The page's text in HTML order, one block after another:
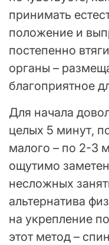
принимать
положение и
постепенно
органы –
благоприятное
Для начала
целых 5 минут,
малого – по 2-3
ощутимо
несложных
альтернатива
на укрепление
этот метод –